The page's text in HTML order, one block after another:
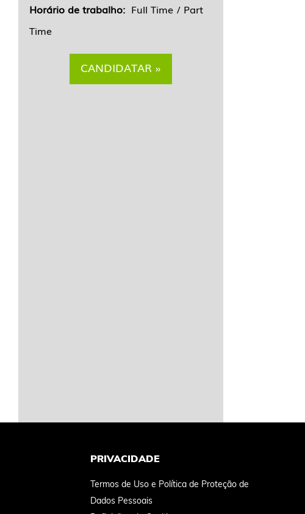
Horário de trabalho: Full Time / Part
Time
CANDIDATAR »
PRIVACIDADE
Termos de Uso e Política de Proteção de
Dados Pessoais